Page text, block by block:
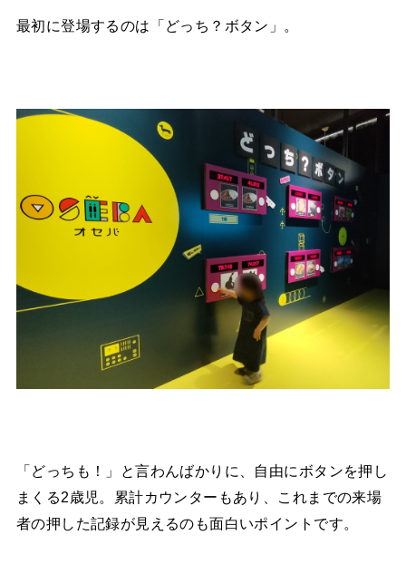
最初に登場するのは「どっち？ボタン」。
「どっちも！」と言わんばかりに、自由にボタンを押し
まくる2歳児。累計カウンターもあり、これまでの来場
者の押した記録が見えるのも面白いポイントです。